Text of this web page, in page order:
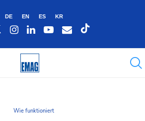
DE EN ES KR
Wie funktioniert